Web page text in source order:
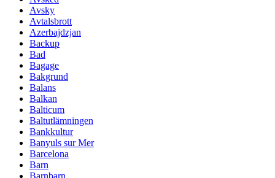
Avsky
Avtalsbrott
Azerbajdzjan
Backup
Bad
Bagage
Bakgrund
Balans
Balkan
Balticum
Baltutlämningen
Bankkultur
Banyuls sur Mer
Barcelona
Barn
Barnbarn